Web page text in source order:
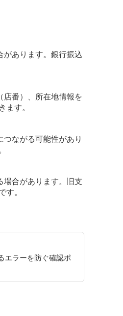
があります。銀行振込
店番）、所在地情報を
ます。
ながる可能性があり
場合があります。旧支
す。
エラーを防ぐ確認ポ